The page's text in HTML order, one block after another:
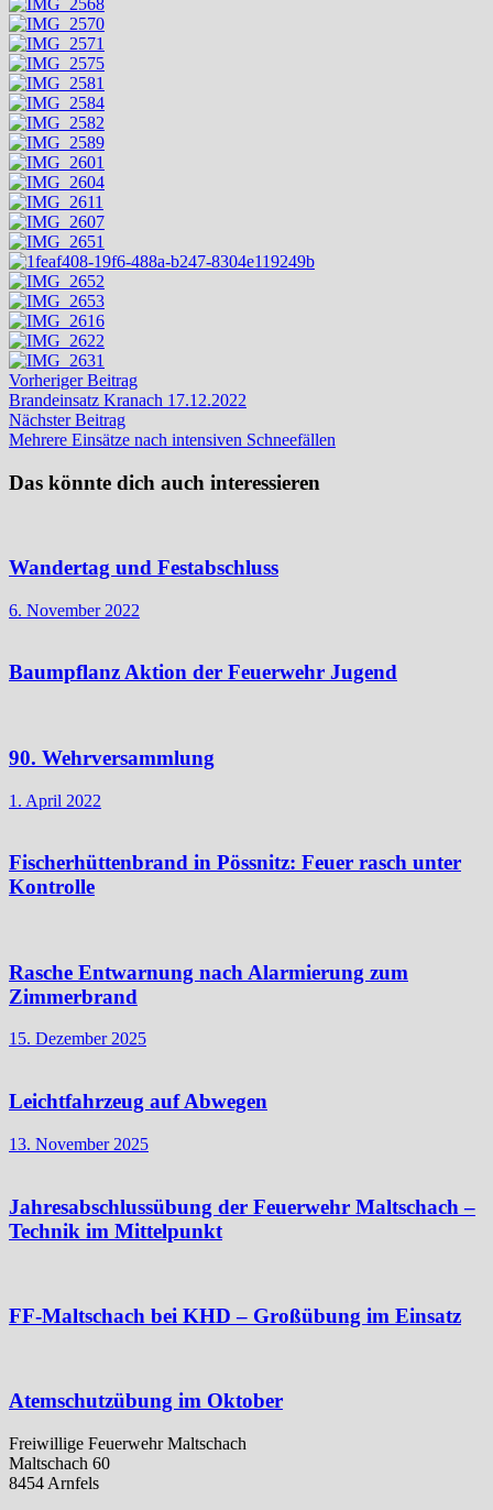
Beitragsnavigation
Vorheriger BeitragVorheriger
Beitrag:
Brandeinsatz Kranach 17.12.2022
Nächster BeitragNächster
Beitrag:
Mehrere Einsätze nach intensiven Schneefällen
Das könnte dich auch interessieren
Wandertag und Festabschluss
6. November 2022
Baumpflanz Aktion der Feuerwehr Jugend
90. Wehrversammlung
1. April 2022
Fischerhüttenbrand in Pössnitz: Feuer rasch unter
Kontrolle
Rasche Entwarnung nach Alarmierung zum
Zimmerbrand
15. Dezember 2025
Leichtfahrzeug auf Abwegen
13. November 2025
Jahresabschlussübung der Feuerwehr Maltschach –
Technik im Mittelpunkt
FF-Maltschach bei KHD – Großübung im Einsatz
Atemschutzübung im Oktober
Freiwillige Feuerwehr Maltschach
Maltschach 60
8454 Arnfels